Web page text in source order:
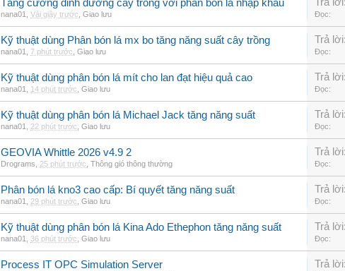
Tăng cường dinh dưỡng cây trồng với phân bón lá nhập khẩu
nana01 Vài giây trước Giao lưu Đọc:
Kỹ thuật dùng Phân bón lá mx bo tăng năng suất cây trồng
nana01 7 phút trước Giao lưu
Trả lời:
Đọc:
Kỹ thuật dùng phân bón lá mít cho lan đạt hiệu quả cao
nana01 14 phút trước Giao lưu
Trả lời:
Đọc:
Kỹ thuật dùng phân bón lá Michael Jack tăng năng suất
nana01 22 phút trước Giao lưu
Trả lời:
Đọc:
GEOVIA Whittle 2026 v4.9 2
Drograms 25 phút trước Thông gió thông thường
Trả lời:
Đọc:
Phân bón lá kno3 cao cấp: Bí quyết tăng năng suất
nana01 29 phút trước Giao lưu
Trả lời:
Đọc:
Kỹ thuật dùng phân bón lá Kina Ado Ethephon tăng năng suất
nana01 36 phút trước Giao lưu
Trả lời:
Đọc:
Process IT OPC Simulation Server Trả lời: